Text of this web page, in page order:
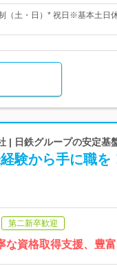
土・日）* 祝日※基本土日
| 日鉄グループの安定
験から手に職を
第二新卒歓迎
な資格取得支援、